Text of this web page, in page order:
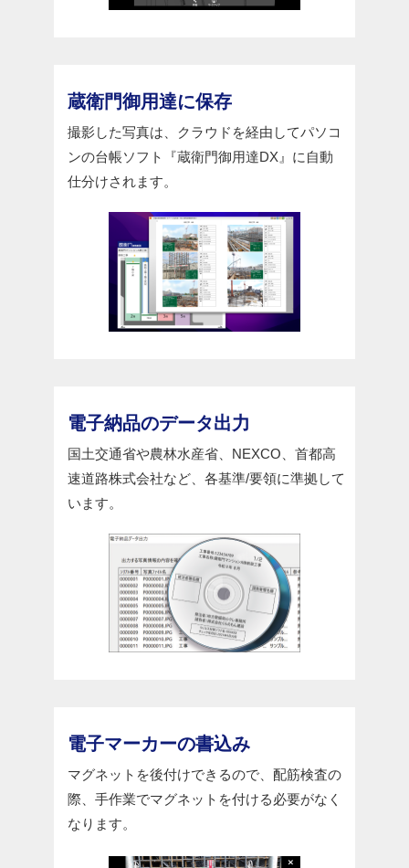
蔵衛門御用達に保存
撮影した写真は、クラウドを経由してパソコ
ンの台帳ソフト『蔵衛門御用達DX』に自動
仕分けされます。
電子納品のデータ出力
国土交通省や農林水産省、NEXCO、首都高
速道路株式会社など、各基準/要領に準拠して
います。
電子マーカーの書込み
マグネットを後付けできるので、配筋検査の
際、手作業でマグネットを付ける必要がなく
なります。